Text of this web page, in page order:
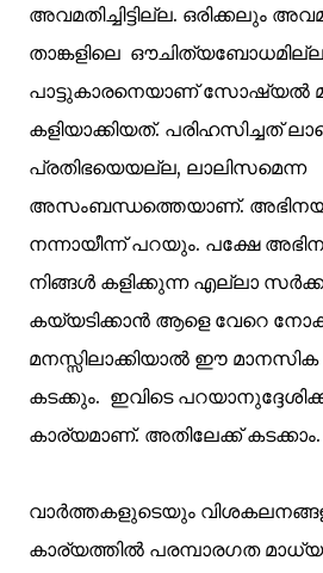
അവമതിച്ചിട്ടില്ല. ഒരിക്കലും
താങ്കളിലെ
പാട്ടുകാരനെയാണ് സോഷ്യൽ
കളിയാക്കിയത്. പരിഹസിച്ചത്‌
പ്രതിഭയെയല്ല, ലാലിസമെന്ന
അസംബന്ധത്തെയാണ്‌.
നന്നായീന്ന് പറയും. പക്ഷേ
നിങ്ങൾ കളിക്കുന്ന എല്ലാ
കയ്യടിക്കാൻ ആളെ വേറെ
മനസ്സിലാക്കിയാൽ ഈ മാനസിക
കടക്കും. ഇവിടെ
കാര്യമാണ്. അതിലേക്ക് കടക്കാം.
വാർത്തകളുടെയും
കാര്യത്തിൽ പരമ്പാരഗത